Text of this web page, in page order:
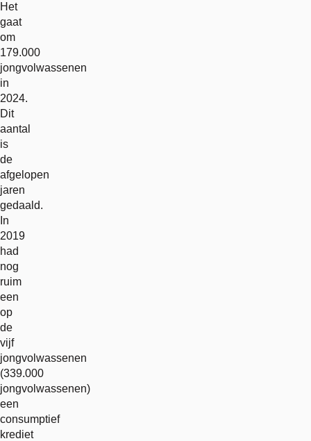
Het
gaat
om
179.000
jongvolwassenen
in
2024.
Dit
aantal
is
de
afgelopen
jaren
gedaald.
In
2019
had
nog
ruim
een
op
de
vijf
jongvolwassenen
(339.000
jongvolwassenen)
een
consumptief
krediet